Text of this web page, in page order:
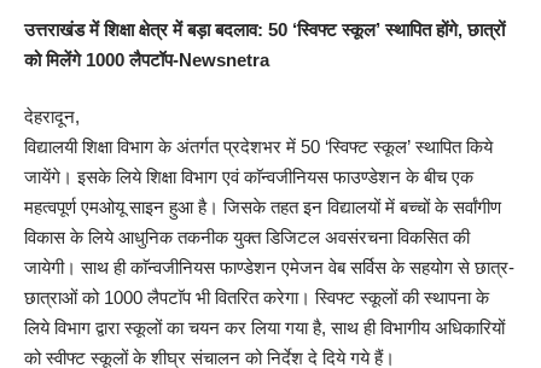
उत्तराखंड में शिक्षा क्षेत्र में बड़ा बदलाव: 50 ‘स्विफ्ट स्कूल’ स्थापित होंगे, छात्रों
को मिलेंगे 1000 लैपटॉप-Newsnetra
देहरादून,
विद्यालयी शिक्षा विभाग के अंतर्गत प्रदेशभर में 50 ‘स्विफ्ट स्कूल’ स्थापित किये
जायेंगे। इसके लिये शिक्षा विभाग एवं काॅन्वजीनियस फाउण्डेशन के बीच एक
महत्वपूर्ण एमओयू साइन हुआ है। जिसके तहत इन विद्यालयों में बच्चों के सर्वांगीण
विकास के लिये आधुनिक तकनीक युक्त डिजिटल अवसंरचना विकसित की
जायेगी। साथ ही काॅन्वजीनियस फाण्डेशन एमेजन वेब सर्विस के सहयोग से छात्र-
छात्राओं को 1000 लैपटाॅप भी वितरित करेगा। स्विफ्ट स्कूलों की स्थापना के
लिये विभाग द्वारा स्कूलों का चयन कर लिया गया है, साथ ही विभागीय अधिकारियों
को स्वीफ्ट स्कूलों के शीघ्र संचालन को निर्देश दे दिये गये हैं।